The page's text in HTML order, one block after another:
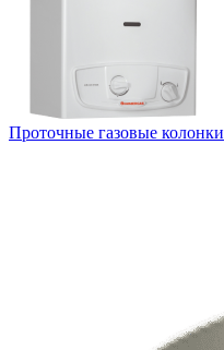
Проточные газовые колонки